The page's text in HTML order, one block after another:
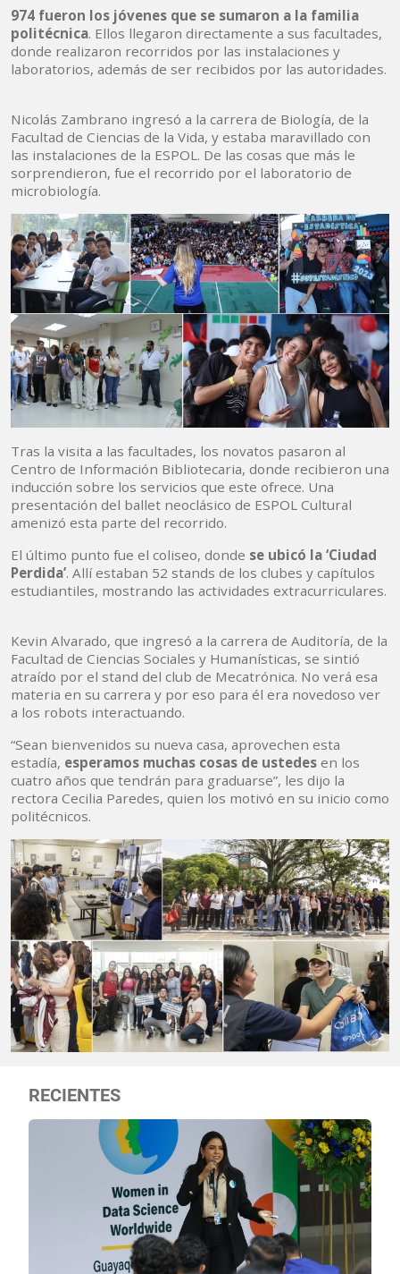
974 fueron los jóvenes que se sumaron a la familia
politécnica. Ellos llegaron directamente a sus facultades,
donde realizaron recorridos por las instalaciones y
laboratorios, además de ser recibidos por las autoridades.
Nicolás Zambrano ingresó a la carrera de Biología, de la
Facultad de Ciencias de la Vida, y estaba maravillado con
las instalaciones de la ESPOL. De las cosas que más le
sorprendieron, fue el recorrido por el laboratorio de
microbiología.
Tras la visita a las facultades, los novatos pasaron al
Centro de Información Bibliotecaria, donde recibieron una
inducción sobre los servicios que este ofrece. Una
presentación del ballet neoclásico de ESPOL Cultural
amenizó esta parte del recorrido.
El último punto fue el coliseo, donde se ubicó la ‘Ciudad
Perdida’. Allí estaban 52 stands de los clubes y capítulos
estudiantiles, mostrando las actividades extracurriculares.
Kevin Alvarado, que ingresó a la carrera de Auditoría, de la
Facultad de Ciencias Sociales y Humanísticas, se sintió
atraído por el stand del club de Mecatrónica. No verá esa
materia en su carrera y por eso para él era novedoso ver
a los robots interactuando.
“Sean bienvenidos su nueva casa, aprovechen esta
estadía, esperamos muchas cosas de ustedes en los
cuatro años que tendrán para graduarse”, les dijo la
rectora Cecilia Paredes, quien los motivó en su inicio como
politécnicos.
RECIENTES